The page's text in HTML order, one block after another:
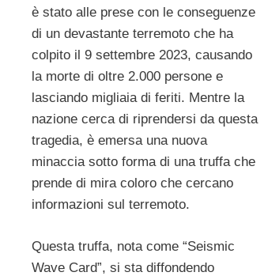
è stato alle prese con le conseguenze
di un devastante terremoto che ha
colpito il 9 settembre 2023, causando
la morte di oltre 2.000 persone e
lasciando migliaia di feriti. Mentre la
nazione cerca di riprendersi da questa
tragedia, è emersa una nuova
minaccia sotto forma di una truffa che
prende di mira coloro che cercano
informazioni sul terremoto.
Questa truffa, nota come “Seismic
Wave Card”, si sta diffondendo